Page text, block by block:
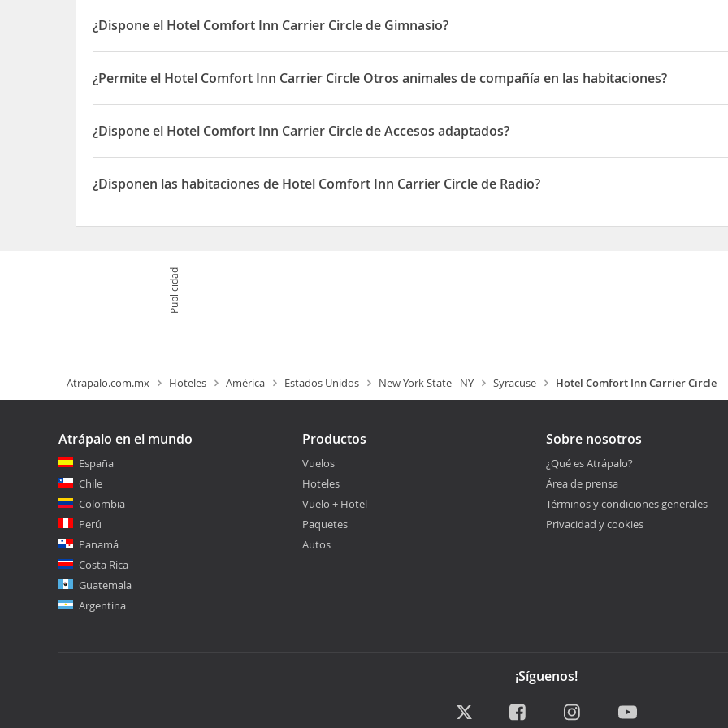
¿Dispone el Hotel Comfort Inn Carrier Circle de Gimnasio?
Sí, el Hotel Comfort Inn Carrier Circle dispone de Gimnasio
¿Permite el Hotel Comfort Inn Carrier Circle Otros animales de compañía en las habitaciones?
Sí, el Hotel Comfort Inn Carrier Circle permite Otros animales de compañía en las habitaciones
¿Dispone el Hotel Comfort Inn Carrier Circle de Accesos adaptados?
Sí, el Hotel Comfort Inn Carrier Circle dispone de Accesos adaptados
¿Disponen las habitaciones de Hotel Comfort Inn Carrier Circle de Radio?
Publicidad
Atrapalo.com.mx Hoteles América Estados Unidos New York State - NY Syracuse Hotel Comfort Inn Carrier Circle
Atrápalo en el mundo
España
Chile
Colombia
Perú
Panamá
Costa Rica
Guatemala
Argentina
Productos
Vuelos
Hoteles
Vuelo + Hotel
Paquetes
Autos
Sobre nosotros
¿Qué es Atrápalo?
Área de prensa
Términos y condiciones generales
Privacidad y cookies
¡Síguenos!